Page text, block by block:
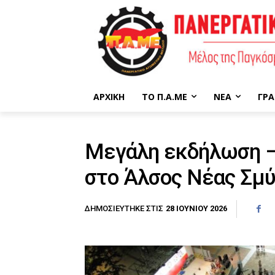
ΑΡΧΙΚΉ ΤΟ Π.Α.ΜΕ ΝΈΑ
Μεγάλη εκδήλωση
στο Άλσος Νέας
ΔΗΜΟΣΙΕΎΤΗΚΕ ΣΤΙΣ 28 ΙΟΥΝΊΟΥ 2026